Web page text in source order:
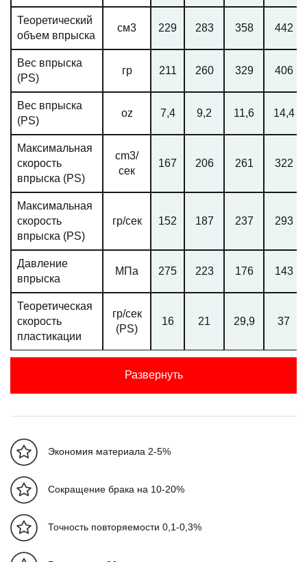
Теоретический
объем впрыска
см3 229 283 358 442
Вес впрыска
(PS)
гр 211 260 329 406
Вес впрыска
(PS)
oz 7,4 9,2 11,6 14,4
Максимальная
скорость
впрыска (PS)
cm3/
сек
167 206 261 322
Максимальная
скорость
впрыска (PS)
гр/сек 152 187 237 293
Давление
впрыска
МПа 275 223 176 143
Теоретическая
скорость
пластикации
гр/сек
(PS)
16 21 29,9 37
Линейная
Максимальная
скорость
вращения
шнека
Мощностные характеристики
Давление
Развернуть
Экономия материала 2-5%
Сокращение брака на 10-20%
Точность повторяемости 0,1-0,3%